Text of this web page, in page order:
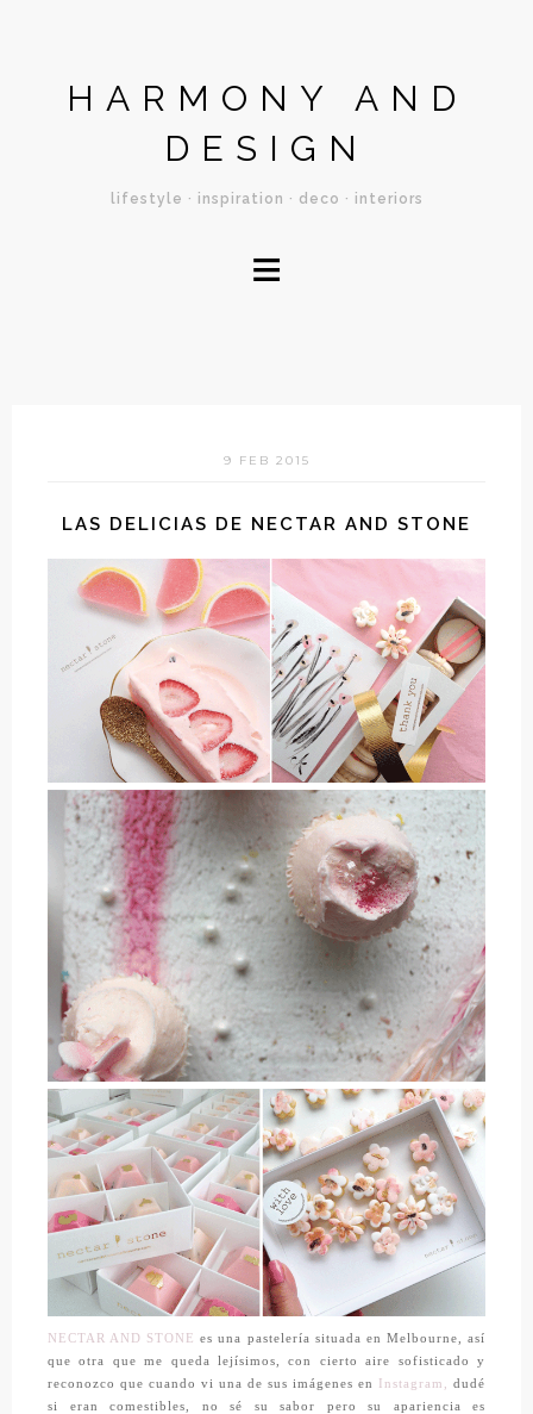
HARMONY AND
DESIGN
lifestyle · inspiration · deco · interiors
≡
9 FEB 2015
LAS DELICIAS DE NECTAR AND STONE
NECTAR AND STONE es una pastelería situada en Melbourne, así
que otra que me queda lejísimos, con cierto aire sofisticado y
reconozco que cuando vi una de sus imágenes en
Instagram,
dudé
si eran comestibles, no sé su sabor pero su apariencia es